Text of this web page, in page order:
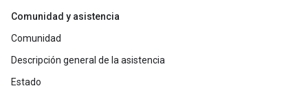
Comunidad y asistencia
Comunidad
Descripción general de la asistencia
Estado